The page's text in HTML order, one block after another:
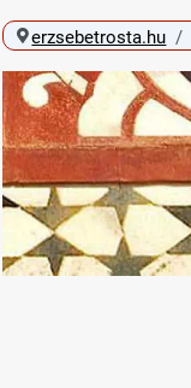
erzsebetrosta.hu